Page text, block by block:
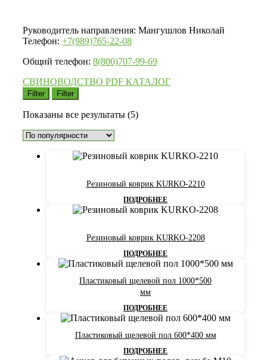
Руководитель направления: Мангушлов Николай
Телефон: +7(989)765-22-08
Общий телефон: 8(800)707-99-69
СВИНОВОДСТВО PDF КАТАЛОГ
Filter Filter
Показаны все результаты (5)Сортировка:
Резиновый коврик KURKO-2210
ПОДРОБНЕЕ
Резиновый коврик KURKO-2208
ПОДРОБНЕЕ
Пластиковый щелевой пол 1000*500
мм
ПОДРОБНЕЕ
Пластиковый щелевой пол 600*400 мм
ПОДРОБНЕЕ